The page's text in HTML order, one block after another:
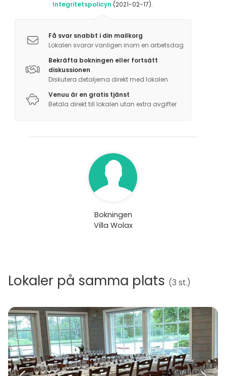
Anna meidän ehdottaa ryhmällesi jotain
Integritetspolicyn (2021-02-17).
Få svar snabbt i din mailkorg
Lokalen svarar vanligen inom en arbetsdag
Bekräfta bokningen eller fortsätt
diskussionen
Diskutera detaljerna direkt med lokalen
Venuu är en gratis tjänst
Betala direkt till lokalen utan extra avgifter
Bokningen
Villa Wolax
Lokaler på samma plats (3 st.)